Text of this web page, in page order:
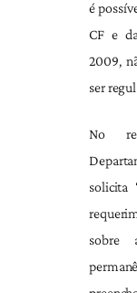
é
CF e
2009,
ser
No
solicita
sobre